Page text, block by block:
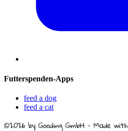
Futterspenden-Apps
feed a dog
feed a cat